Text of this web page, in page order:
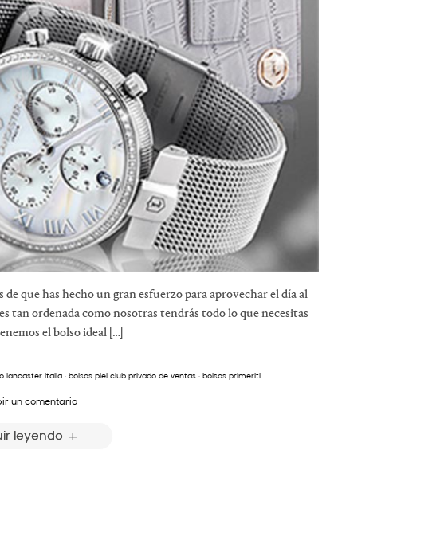
que has hecho un gran esfuerzo para aprovechar el día al
tan ordenada como nosotras tendrás todo lo que necesitas
el bolso ideal […]
lancaster italia · bolsos piel club privado de ventas · bolsos primeriti
un comentario
leyendo